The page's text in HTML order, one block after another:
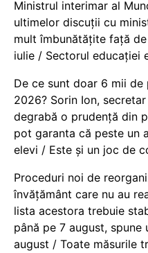
Ministrul interimar al
ultimelor discuții cu
mult îmbunătățite față
iulie / Sectorul educației
De ce sunt doar 6 mii
2026? Sorin Ion,
degrabă o prudență din
pot garanta că peste un
elevi / Este și un joc de
Proceduri noi de
învățământ care nu au
lista acestora trebuie
până pe 7 august,
august / Toate măsurile